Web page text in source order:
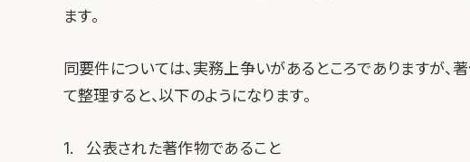
ます。
同要件については、実務上争いがあるところでありますが、
て整理すると、以下のようになります。
公表された著作物であること